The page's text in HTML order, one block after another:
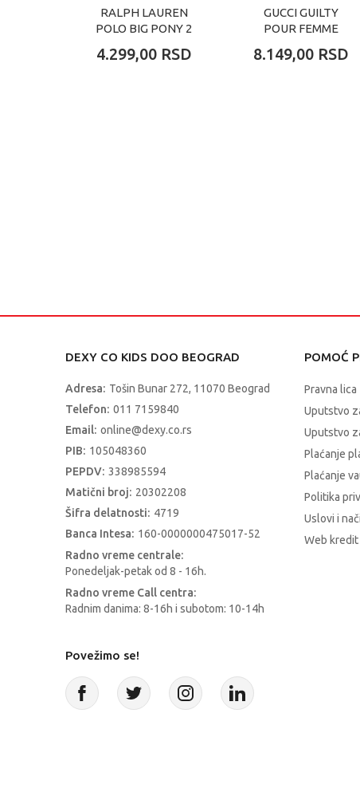
RALPH LAUREN
POLO BIG PONY 2
TOALETNA VODA
4.299,00 RSD
GUCCI GUILTY
POUR FEMME
TOALETNA VODA
8.149,00 RSD
DEXY CO KIDS DOO BEOGRAD
Adresa: Tošin Bunar 272, 11070 Beograd
Telefon: 011 7159840
Email: online@dexy.co.rs
PIB: 105048360
PEPDV: 338985594
Matični broj: 20302208
Šifra delatnosti: 4719
Banca Intesa: 160-0000000475017-52
Radno vreme centrale:
Ponedeljak-petak od 8 - 16h.
Radno vreme Call centra:
Radnim danima: 8-16h i subotom: 10-14h
POMOĆ
Pravna lica
Uputstvo
Uputstvo
Plaćanje
Plaćanje
Politika
Uslovi i
Web
Povežimo se!